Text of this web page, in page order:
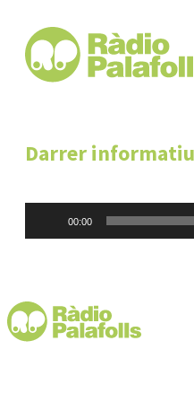
Darrer informatiu
00:00